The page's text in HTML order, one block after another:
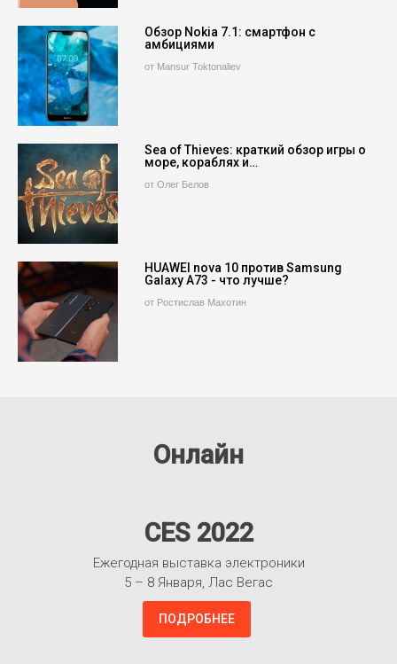
Обзор Nokia 7.1: смартфон с
амбициями
от Mansur Toktonaliev
Sea of Thieves: краткий обзор игры о
море, кораблях и…
от Олег Белов
HUAWEI nova 10 против Samsung
Galaxy A73 - что лучше?
от Ростислав Махотин
Онлайн
CES 2022
Ежегодная выставка электроники
5 – 8 Января, Лас Вегас
ПОДРОБНЕЕ